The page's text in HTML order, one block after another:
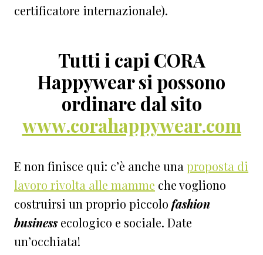
certificatore internazionale).
Tutti i capi CORA
Happywear si possono
ordinare dal sito
www.corahappywear.com
E non finisce qui: c’è anche una proposta di
lavoro rivolta alle mamme che vogliono
costruirsi un proprio piccolo fashion
businessecologico e sociale. Date
un’occhiata!